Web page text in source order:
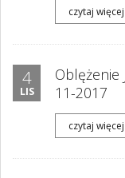
czytaj więcej
4
LIS
Oblężenie
11-2017
czytaj więcej